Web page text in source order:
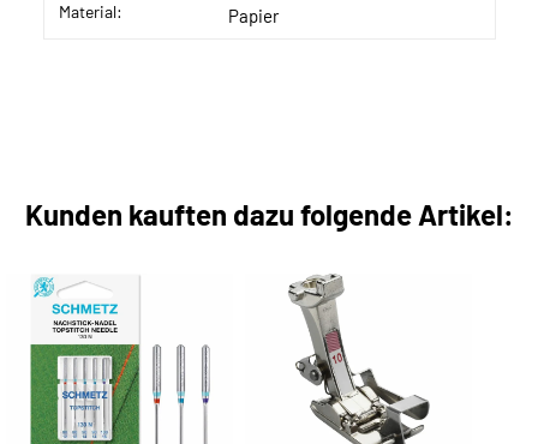
Material: Papier
Kunden kauften dazu folgende Artikel: